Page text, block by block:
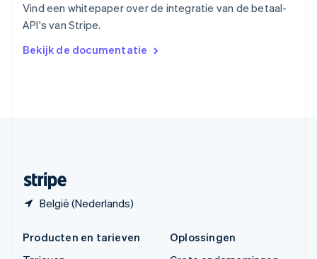
Vind een whitepaper over de integratie van de betaal-
API's van Stripe.
Bekijk de documentatie
België (Nederlands)
Vasteland van China
简体中文English
English
Producten en tarieven
Oplossingen